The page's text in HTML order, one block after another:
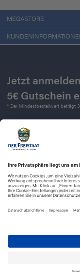
MEGASTORE
Jetzt
5€ Gutschein
* Der Mindestbestellwert beträgt